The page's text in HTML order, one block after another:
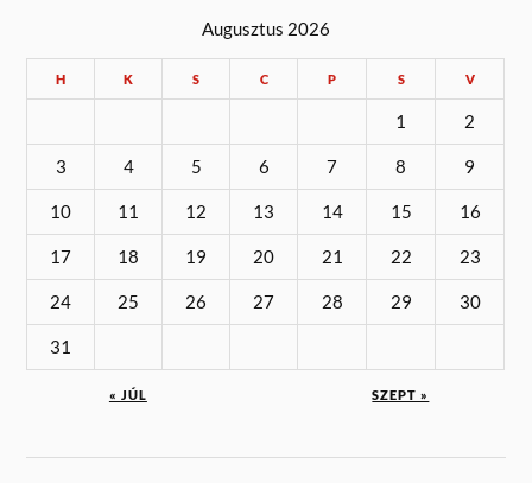
Augusztus 2026
H K S C P S V
1 2
3 4 5 6 7 8 9
10 11 12 13 14 15 16
17 18 19 20 21 22 23
24 25 26 27 28 29 30
31
« JÚL SZEPT »